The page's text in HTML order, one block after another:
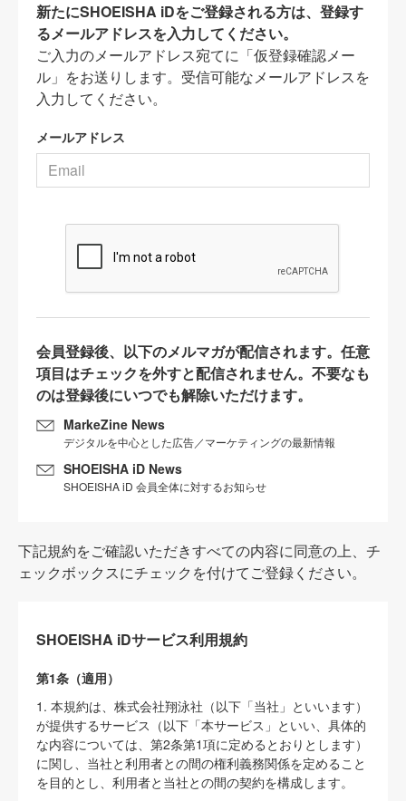
新たにSHOEISHA iDをご登録される方は、登録す
るメールアドレスを入力してください。
ご入力のメールアドレス宛てに「仮登録確認メー
ル」をお送りします。受信可能なメールアドレスを
入力してください。
メールアドレス
会員登録後、以下のメルマガが配信されます。任意
項目はチェックを外すと配信されません。不要なも
のは登録後にいつでも解除いただけます。
MarkeZine News
デジタルを中心とした広告／マーケティングの最新情報
SHOEISHA iD News
SHOEISHA iD 会員全体に対するお知らせ
下記規約をご確認いただきすべての内容に同意の上、チ
ェックボックスにチェックを付けてご登録ください。
SHOEISHA iDサービス利用規約
第1条（適用）
1. 本規約は、株式会社翔泳社（以下「当社」といいます）
が提供するサービス（以下「本サービス」といい、具体的
な内容については、第2条第1項に定めるとおりとします）
に関し、当社と利用者との間の権利義務関係を定めること
を目的とし、利用者と当社との間の契約を構成します。